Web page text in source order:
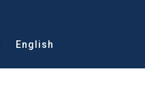
English